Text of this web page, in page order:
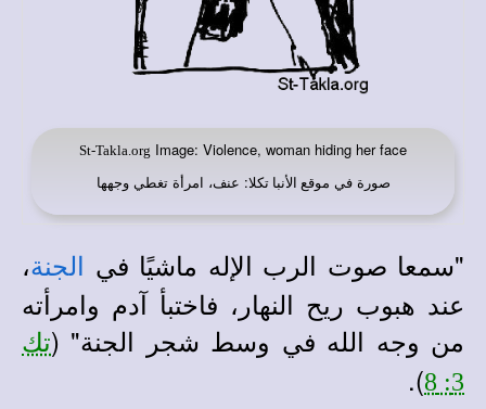
St-Takla.org Image: Violence, woman hiding her face
صورة في موقع الأنبا تكلا: عنف، امرأة تغطي وجهها
"سمعا صوت الرب الإله ماشيًا في الجنة،
عند هبوب ريح النهار، فاختبأ آدم وامرأته
من وجه الله في وسط شجر الجنة" (تك
3: 8
).